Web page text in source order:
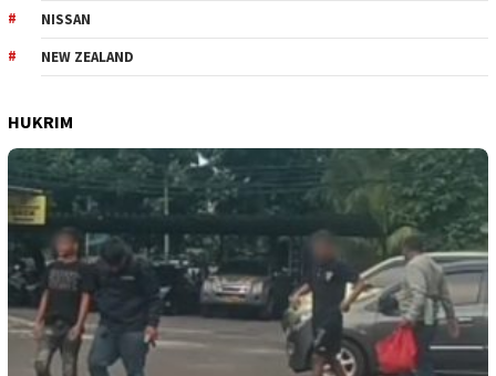
NISSAN
NEW ZEALAND
HUKRIM